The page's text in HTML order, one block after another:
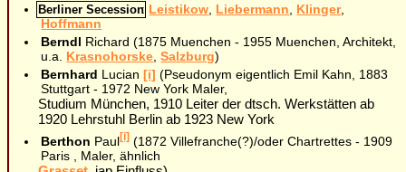
Berliner Secession: Leistikow Liebermann Klinger,
Hoffmann
Berndl Richard (1875 Muenchen - 1955 Muenchen, Architekt,
u.a. Krasnohorske ,Salzburg)
Bernhard Lucian[i] (Pseudonym eigentlich Emil Kahn, 1883
Stuttgart - 1972 New York Maler,
Studium München, 1910 Leiter der dtsch. Werkstätten ab
1920 Lehrstuhl Berlin ab 1923 New York
Berthon Paul[i] (1872 Villefranche(?)/oder Chartrettes - 1909
Paris , Maler, ähnlich